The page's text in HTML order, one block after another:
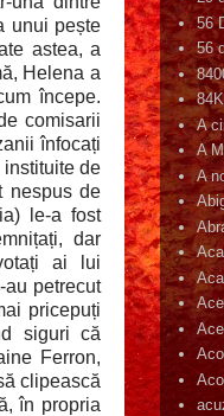
unui pește
astea, a
Helena a
începe.
comisarii
înfocați
de
nespus de
le-a fost
dar
ai lui
au petrecut
pricepuți
siguri că
Ferron,
clipească
în propria
56
56
84K
A
A
A